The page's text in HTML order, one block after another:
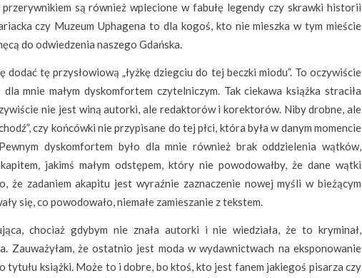
są również wplecione w fabułę legendy czy skrawki historii
czy Muzeum Uphagena to dla kogoś, kto nie mieszka w tym mieście
do odwiedzenia naszego Gdańska.
tę przysłowiową „łyżkę dziegciu do tej beczki miodu”. To oczywiście
mnie małym dyskomfortem czytelniczym. Tak ciekawa książka straciła
nie jest winą autorki, ale redaktorów i korektorów. Niby drobne, ale
czy końcówki nie przypisane do tej płci, która była w danym momencie
dyskomfortem było dla mnie również brak oddzielenia wątków,
jakimś małym odstępem, który nie powodowałby, że dane wątki
że zadaniem akapitu jest wyraźnie zaznaczenie nowej myśli w bieżącym
się, co powodowało, niemałe zamieszanie z tekstem.
chociaż gdybym nie znała autorki i nie wiedziała, że to kryminał,
Zauważyłam, że ostatnio jest moda w wydawnictwach na eksponowanie
tytułu książki. Może to i dobre, bo ktoś, kto jest fanem jakiegoś pisarza czy